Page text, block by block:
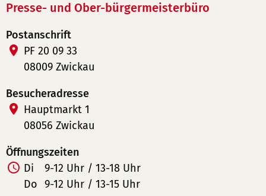
Presse- und Ober-bürgermeisterbüro
Postanschrift
PF 20 09 33
08009 Zwickau
Besucheradresse
Hauptmarkt 1
08056 Zwickau
Öffnungszeiten
Di
9-12 Uhr / 13-18 Uhr
Do 9-12 Uhr / 13-15 Uhr